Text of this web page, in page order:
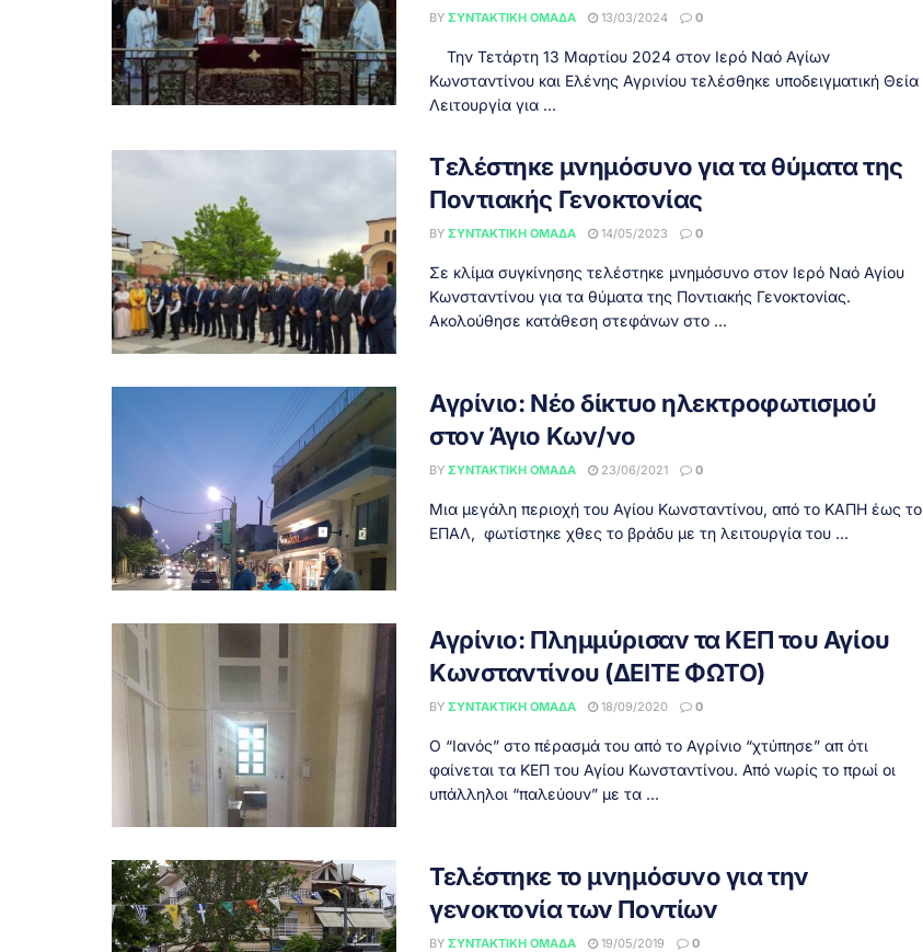
BY ΣΥΝΤΑΚΤΙΚΉ ΟΜΆΔΑ 13/03/2024 0
Την Τετάρτη 13 Μαρτίου 2024 στον Ιερό Ναό Αγίων
Κωνσταντίνου και Ελένης Αγρινίου τελέσθηκε υποδειγματική Θεία
Λειτουργία για ...
Tελέστηκε μνημόσυνο για τα θύματα της
Ποντιακής Γενοκτονίας
BY ΣΥΝΤΑΚΤΙΚΉ ΟΜΆΔΑ 14/05/2023 0
Σε κλίμα συγκίνησης τελέστηκε μνημόσυνο στον Ιερό Ναό Αγίου
Κωνσταντίνου για τα θύματα της Ποντιακής Γενοκτονίας.
Ακολούθησε κατάθεση στεφάνων στο ...
Αγρίνιο: Νέο δίκτυο ηλεκτροφωτισμού
στον Άγιο Κων/νο
BY ΣΥΝΤΑΚΤΙΚΉ ΟΜΆΔΑ 23/06/2021 0
Μια μεγάλη περιοχή του Αγίου Κωνσταντίνου, από το ΚΑΠΗ έως το
ΕΠΑΛ, φωτίστηκε χθες το βράδυ με τη λειτουργία του ...
Αγρίνιο: Πλημμύρισαν τα ΚΕΠ του Αγίου
Κωνσταντίνου (ΔΕΙΤΕ ΦΩΤΟ)
BY ΣΥΝΤΑΚΤΙΚΉ ΟΜΆΔΑ 18/09/2020 0
Ο “Ιανός” στο πέρασμά του από το Αγρίνιο “χτύπησε” απ ότι
φαίνεται τα ΚΕΠ του Αγίου Κωνσταντίνου. Από νωρίς το πρωί οι
υπάλληλοι “παλεύουν” με τα ...
Τελέστηκε το μνημόσυνο για την
γενοκτονία των Ποντίων
BY ΣΥΝΤΑΚΤΙΚΉ ΟΜΆΔΑ 19/05/2019 0